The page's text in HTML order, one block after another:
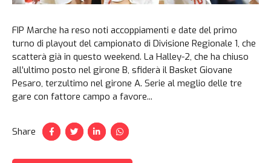
FIP Marche ha reso noti accoppiamenti e date del primo
turno di playout del campionato di Divisione Regionale 1, che
scatterà già in questo weekend. La Halley-2, che ha chiuso
all’ultimo posto nel girone B, sfiderà il Basket Giovane
Pesaro, terzultimo nel girone A. Serie al meglio delle tre
gare con fattore campo a favore...
Share